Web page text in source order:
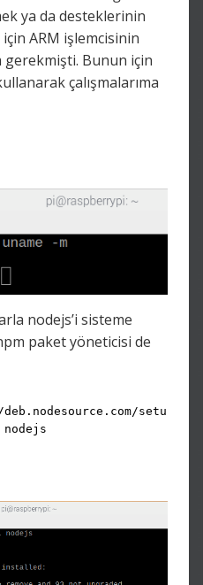
ya da desteklerinin
ARM işlemcisinin
Bunun için
çalışmalarıma
nodejs’i sisteme
paket yöneticisi de
.nodesource.com/setup_10
nodejs